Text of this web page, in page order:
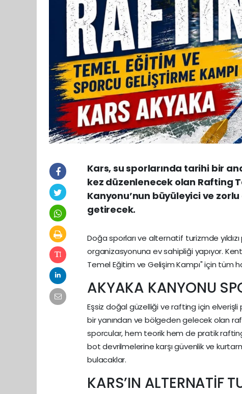
Kars, su sporlarında tarihi bir
kez düzenlenecek olan Rafting
Kanyonu’nun büyüleyici ve
getirecek.
Doğa sporları ve alternatif turizmde
organizasyonuna ev sahipliği yapıyor.
Temel Eğitim ve Gelişim Kampı" için tüm
AKYAKA KANYONU
Eşsiz doğal güzelliği ve rafting için
bir yanından ve bölgeden gelecek olan
sporcular, hem teorik hem de pratik
bot devrilmelerine karşı güvenlik ve
bulacaklar.
KARS’IN ALTERNATİF